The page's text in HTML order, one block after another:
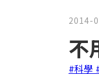
2014-
不
#科學